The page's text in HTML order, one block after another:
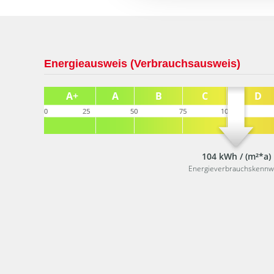
Energieausweis (Verbrauchsausweis)
104 kWh / (m²*a)